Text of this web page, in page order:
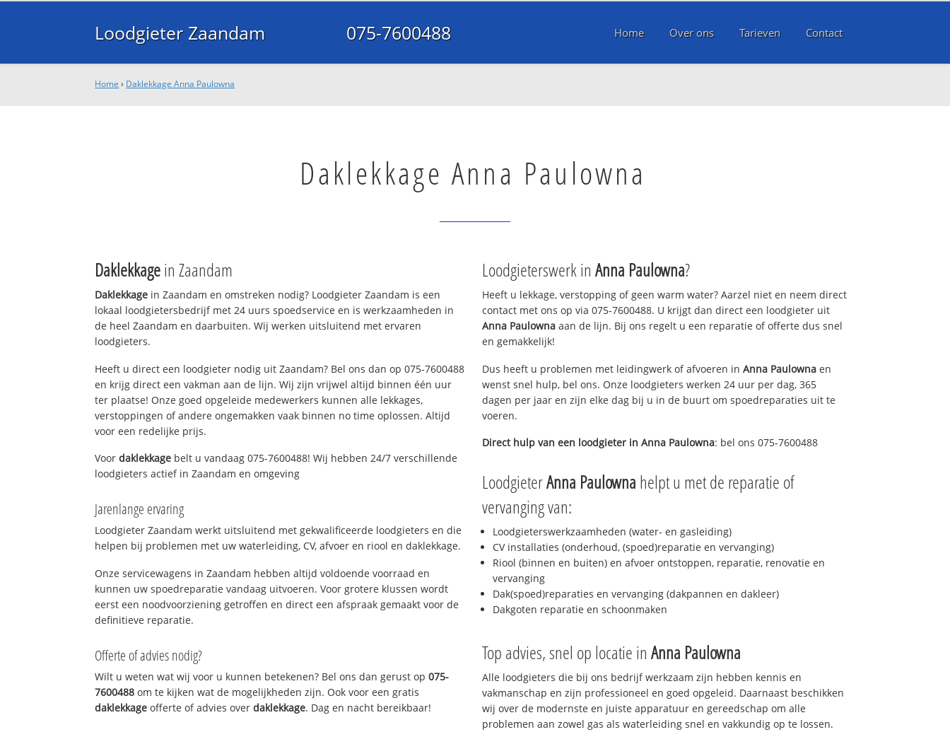
Loodgieter Zaandam 075-7600488 Home Over ons Tarieven Contact
Home › Daklekkage Anna Paulowna
Daklekkage Anna Paulowna
Daklekkagein Zaandam
Daklekkage in Zaandam en omstreken nodig? Loodgieter Zaandam is een
lokaal loodgietersbedrijf met 24 uurs spoedservice en is werkzaamheden in
de heel Zaandam en daarbuiten. Wij werken uitsluitend met ervaren
loodgieters.
Heeft u direct een loodgieter nodig uit Zaandam? Bel ons dan op 075-7600488
en krijg direct een vakman aan de lijn. Wij zijn vrijwel altijd binnen één uur
ter plaatse! Onze goed opgeleide medewerkers kunnen alle lekkages,
verstoppingen of andere ongemakken vaak binnen no time oplossen. Altijd
voor een redelijke prijs.
Voordaklekkage belt u vandaag 075-7600488! Wij hebben 24/7 verschillende
loodgieters actief in Zaandam en omgeving
Jarenlange ervaring
Loodgieter Zaandam werkt uitsluitend met gekwalificeerde loodgieters en die
helpen bij problemen met uw waterleiding, CV, afvoer en riool en daklekkage.
Onze servicewagens in Zaandam hebben altijd voldoende voorraad en
kunnen uw spoedreparatie vandaag uitvoeren. Voor grotere klussen wordt
eerst een noodvoorziening getroffen en direct een afspraak gemaakt voor de
definitieve reparatie.
Offerte of advies nodig?
Wilt u weten wat wij voor u kunnen betekenen? Bel ons dan gerust op075-
7600488 om te kijken wat de mogelijkheden zijn. Ook voor een gratis
daklekkage offerte of advies overdaklekkage. Dag en nacht bereikbaar!
Loodgieterswerk in Anna Paulowna?
Heeft u lekkage, verstopping of geen warm water? Aarzel niet en neem direct
contact met ons op via 075-7600488. U krijgt dan direct een loodgieter uit
Anna Paulowna aan de lijn. Bij ons regelt u een reparatie of offerte dus snel
en gemakkelijk!
Dus heeft u problemen met leidingwerk of afvoeren in Anna Paulowna en
wenst snel hulp, bel ons. Onze loodgieters werken 24 uur per dag, 365
dagen per jaar en zijn elke dag bij u in de buurt om spoedreparaties uit te
voeren.
Direct hulp van een loodgieter in Anna Paulowna: bel ons 075-7600488
LoodgieterAnna Paulowna helpt u met de reparatie of
vervanging van:
Loodgieterswerkzaamheden (water- en gasleiding)
CV installaties (onderhoud, (spoed)reparatie en vervanging)
Riool (binnen en buiten) en afvoer ontstoppen, reparatie, renovatie en
vervanging
Dak(spoed)reparaties en vervanging (dakpannen en dakleer)
Dakgoten reparatie en schoonmaken
Top advies, snel op locatie in Anna Paulowna
Alle loodgieters die bij ons bedrijf werkzaam zijn hebben kennis en
vakmanschap en zijn professioneel en goed opgeleid. Daarnaast beschikken
wij over de modernste en juiste apparatuur en gereedschap om alle
problemen aan zowel gas als waterleiding snel en vakkundig op te lossen.